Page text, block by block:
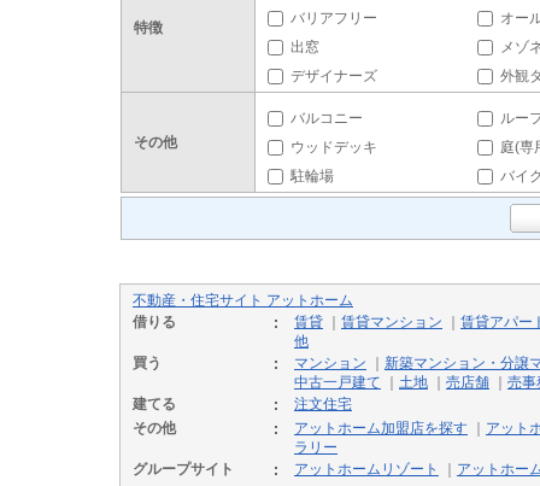
特徴
バリアフリー
オー
出窓
メゾ
デザイナーズ
外観
その他
バルコニー
ルー
ウッドデッキ
庭(専
駐輪場
バイ
不動産・住宅サイト アットホーム
借りる
賃貸 賃貸マンション
賃貸アパー
他
買う
マンション
新築マンション・分譲
中古一戸建て
土地 売店舗
売事
建てる
注文住宅
その他
アットホーム加盟店を探す
アット
ラリー
グループサイト
アットホームリゾート アットホー